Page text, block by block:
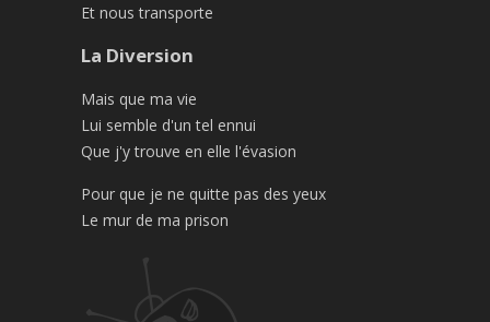
Et nous transporte
La Diversion
Mais que ma vie
Lui semble d'un tel ennui
Que j'y trouve en elle l'évasion
Pour que je ne quitte pas des yeux
Le mur de ma prison